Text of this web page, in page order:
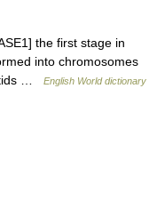
the first stage in
into chromosomes
…
English World dictionary